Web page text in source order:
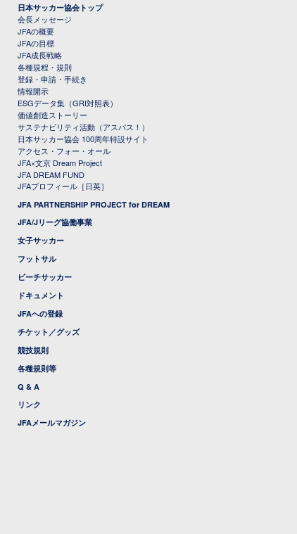
日本サッカー協会トップ
会長メッセージ
JFAの概要
JFAの目標
JFA成長戦略
各種規程・規則
登録・申請・手続き
情報開示
ESGデータ集（GRI対照表）
価値創造ストーリー
サステナビリティ活動（アスパス！）
日本サッカー協会 100周年特設サイト
アクセス・フォー・オール
JFA×文京 Dream Project
JFA DREAM FUND
JFAプロフィール［日英］
JFA PARTNERSHIP PROJECT for DREAM
JFA/Jリーグ協働事業
女子サッカー
フットサル
ビーチサッカー
ドキュメント
JFAへの登録
チケット／グッズ
競技規則
各種規則等
Q & A
リンク
JFAメールマガジン